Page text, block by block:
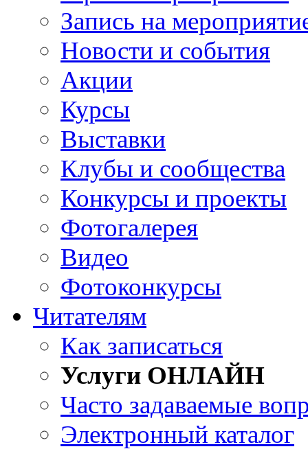
Запись на
Новости и события
Акции
Курсы
Выставки
Клубы и сообщества
Конкурсы и проекты
Фотогалерея
Видео
Фотоконкурсы
Читателям
Как записаться
Услуги ОНЛАЙН
Часто задаваемые
Электронный каталог